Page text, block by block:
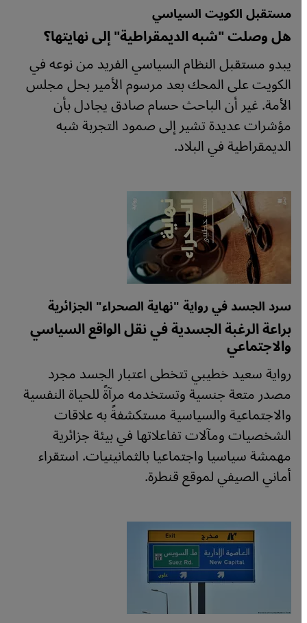
مستقبل الكويت السياسي
هل وصلت "شبه الديمقراطية" إلى نهايتها؟
يبدو مستقبل النظام السياسي الفريد من نوعه في
الكويت على المحك بعد مرسوم الأمير بحل مجلس
الأمة. غير أن الباحث حسام صادق يجادل بأن
مؤشرات عديدة تشير إلى صمود التجربة شبه
الديمقراطية في البلاد.
سرد الجسد في رواية "نهاية الصحراء" الجزائرية
براعة الرغبة الجسدية في نقل الواقع السياسي
والاجتماعي
رواية سعيد خطيبي تتخطى اعتبار الجسد مجرد
مصدر متعة جنسية وتستخدمه مرآةً للحياة النفسية
والاجتماعية والسياسية مستكشفةً به علاقات
الشخصيات ومآلات تفاعلاتها في بيئة جزائرية
مهمشة سياسيا واجتماعيا بالثمانينيات. استقراء
أماني الصيفي لموقع قنطرة.